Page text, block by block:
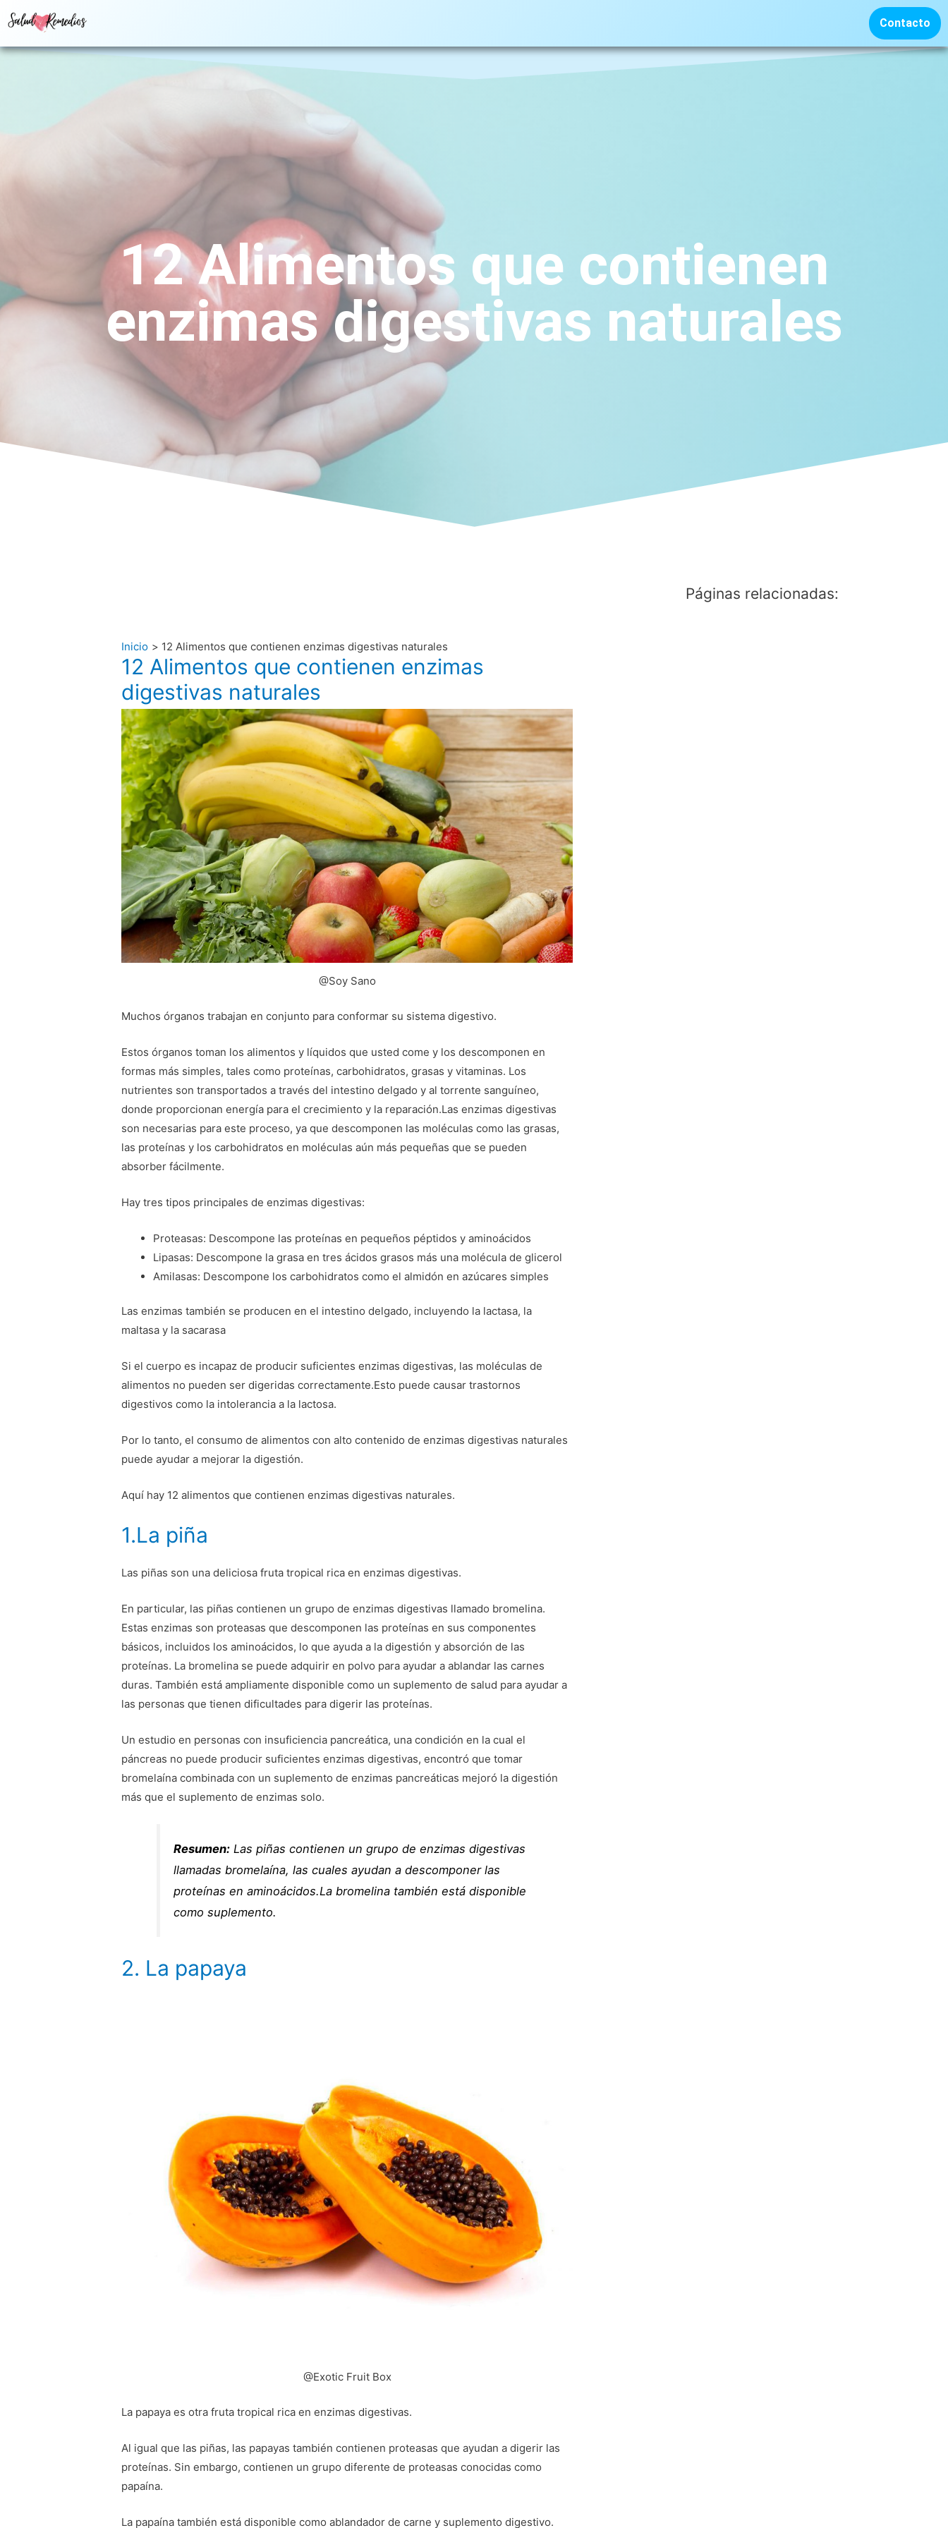
Contacto
12 Alimentos que contienen
enzimas digestivas naturales
Inicio 12 Alimentos que contienen enzimas digestivas naturales
12 Alimentos que contienen enzimas
digestivas naturales
@Soy Sano
Muchos órganos trabajan en conjunto para conformar su sistema digestivo.
Estos órganos toman los alimentos y líquidos que usted come y los descomponen en
formas más simples, tales como proteínas, carbohidratos, grasas y vitaminas. Los
nutrientes son transportados a través del intestino delgado y al torrente sanguíneo,
donde proporcionan energía para el crecimiento y la reparación.Las enzimas digestivas
son necesarias para este proceso, ya que descomponen las moléculas como las grasas,
las proteínas y los carbohidratos en moléculas aún más pequeñas que se pueden
absorber fácilmente.
Hay tres tipos principales de enzimas digestivas:
Proteasas: Descompone las proteínas en pequeños péptidos y aminoácidos
Lipasas: Descompone la grasa en tres ácidos grasos más una molécula de glicerol
Amilasas: Descompone los carbohidratos como el almidón en azúcares simples
Las enzimas también se producen en el intestino delgado, incluyendo la lactasa, la
maltasa y la sacarasa
Si el cuerpo es incapaz de producir suficientes enzimas digestivas, las moléculas de
alimentos no pueden ser digeridas correctamente.Esto puede causar trastornos
digestivos como la intolerancia a la lactosa.
Por lo tanto, el consumo de alimentos con alto contenido de enzimas digestivas naturales
puede ayudar a mejorar la digestión.
Aquí hay 12 alimentos que contienen enzimas digestivas naturales.
1.La piña
Las piñas son una deliciosa fruta tropical rica en enzimas digestivas.
En particular, las piñas contienen un grupo de enzimas digestivas llamado bromelina.
Estas enzimas son proteasas que descomponen las proteínas en sus componentes
básicos, incluidos los aminoácidos, lo que ayuda a la digestión y absorción de las
proteínas. La bromelina se puede adquirir en polvo para ayudar a ablandar las carnes
duras. También está ampliamente disponible como un suplemento de salud para ayudar a
las personas que tienen dificultades para digerir las proteínas.
Un estudio en personas con insuficiencia pancreática, una condición en la cual el
páncreas no puede producir suficientes enzimas digestivas, encontró que tomar
bromelaína combinada con un suplemento de enzimas pancreáticas mejoró la digestión
más que el suplemento de enzimas solo.
Resumen: Las piñas contienen un grupo de enzimas digestivas
llamadas bromelaína, las cuales ayudan a descomponer las
proteínas en aminoácidos.La bromelina también está disponible
como suplemento.
2. La papaya
@Exotic Fruit Box
La papaya es otra fruta tropical rica en enzimas digestivas.
Al igual que las piñas, las papayas también contienen proteasas que ayudan a digerir las
proteínas. Sin embargo, contienen un grupo diferente de proteasas conocidas como
papaína.
La papaína también está disponible como ablandador de carne y suplemento digestivo.
Páginas relacionadas: